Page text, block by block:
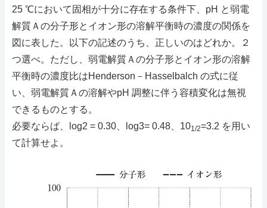
25 ℃において固相が十分に存在する条件下、pH と弱電
解質Ａの分子形とイオン形の溶解平衡時の濃度の関係を
図に表した。以下の記述のうち、正しいのはどれか。２
つ選べ。ただし、弱電解質Ａの分子形とイオン形の溶解
平衡時の濃度比はHenderson－Hasselbalch の式に従
い、弱電解質Ａの溶解やpH 調整に伴う容積変化は無視
できるものとする。
必要ならば、log2 = 0.30、log3= 0.48、101/2=3.2 を用い
て計算せよ。